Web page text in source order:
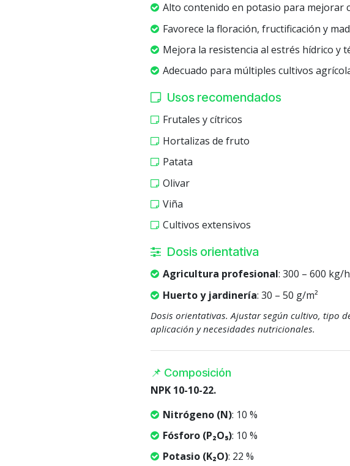
Alto contenido en potasio para mejorar
Favorece la floración, fructificación y
Mejora la resistencia al estrés hídrico y
Adecuado para múltiples cultivos
Usos recomendados
Frutales y cítricos
Hortalizas de fruto
Patata
Olivar
Viña
Cultivos extensivos
Dosis orientativa
Agricultura profesional: 300 – 600 kg/
Huerto y jardinería: 30 – 50 g/m²
Dosis orientativas. Ajustar según cultivo, tipo
aplicación y necesidades nutricionales.
📌 Composición
NPK 10-10-22.
Nitrógeno (N): 10 %
Fósforo (P₂O₅): 10 %
Potasio (K₂O): 22 %